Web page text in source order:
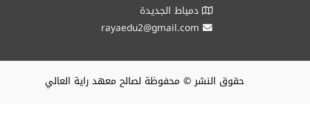
دمياط الجديدة
حقوق النشر © محفوظة لصالح معهد راية العالي